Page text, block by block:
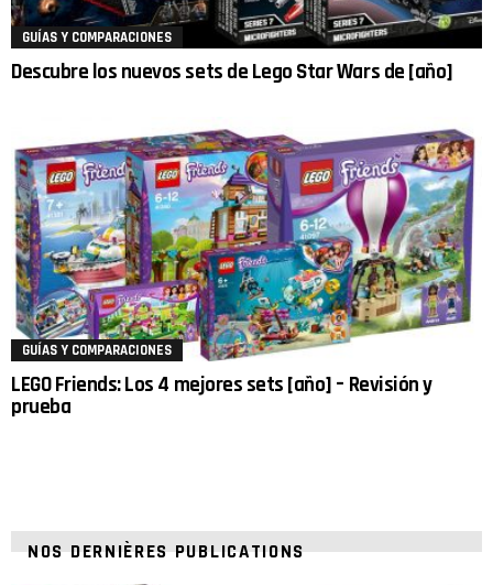
GUÍAS Y COMPARACIONES
Descubre los nuevos sets de Lego Star Wars de [año]
GUÍAS Y COMPARACIONES
LEGO Friends: Los 4 mejores sets [año] – Revisión y
prueba
NOS DERNIÈRES PUBLICATIONS